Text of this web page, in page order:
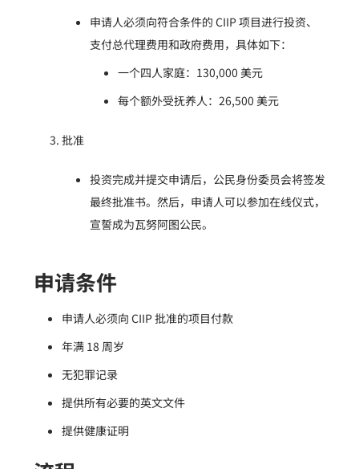
申请人必须向符合条件的 CIIP 项目进行投资、
支付总代理费用和政府费用，具体如下：
一个四人家庭：130,000 美元
每个额外受抚养人：26,500 美元
批准
投资完成并提交申请后，公民身份委员会将签发
最终批准书。然后，申请人可以参加在线仪式，
宣誓成为瓦努阿图公民。
申请条件
申请人必须向 CIIP 批准的项目付款
年满 18 周岁
无犯罪记录
提供所有必要的英文文件
提供健康证明